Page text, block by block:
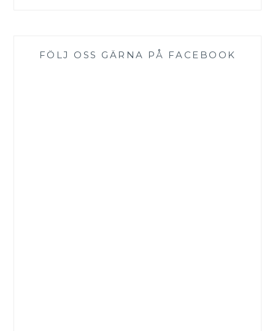
FÖLJ OSS GÄRNA PÅ FACEBOOK